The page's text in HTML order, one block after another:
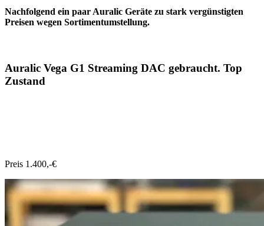
Nachfolgend ein paar Auralic Geräte zu stark vergünstigten
Preisen wegen Sortimentumstellung.
Auralic Vega G1 Streaming DAC gebraucht. Top
Zustand
Preis 1.400,-€